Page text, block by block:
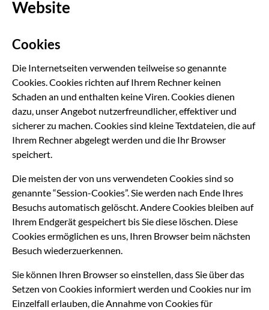
Website
Cookies
Die Internetseiten verwenden teilweise so genannte
Cookies. Cookies richten auf Ihrem Rechner keinen
Schaden an und enthalten keine Viren. Cookies dienen
dazu, unser Angebot nutzerfreundlicher, effektiver und
sicherer zu machen. Cookies sind kleine Textdateien, die auf
Ihrem Rechner abgelegt werden und die Ihr Browser
speichert.
Die meisten der von uns verwendeten Cookies sind so
genannte “Session-Cookies”. Sie werden nach Ende Ihres
Besuchs automatisch gelöscht. Andere Cookies bleiben auf
Ihrem Endgerät gespeichert bis Sie diese löschen. Diese
Cookies ermöglichen es uns, Ihren Browser beim nächsten
Besuch wiederzuerkennen.
Sie können Ihren Browser so einstellen, dass Sie über das
Setzen von Cookies informiert werden und Cookies nur im
Einzelfall erlauben, die Annahme von Cookies für